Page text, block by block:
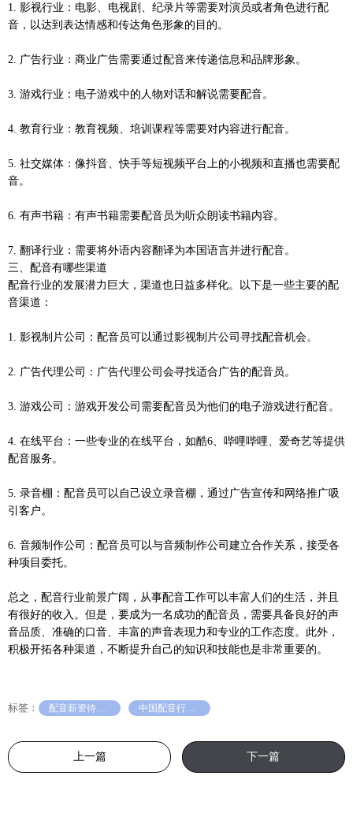
1. 影视行业：电影、电视剧、纪录片等需要对演员或者角色进行配
音，以达到表达情感和传达角色形象的目的。
2. 广告行业：商业广告需要通过配音来传递信息和品牌形象。
3. 游戏行业：电子游戏中的人物对话和解说需要配音。
4. 教育行业：教育视频、培训课程等需要对内容进行配音。
5. 社交媒体：像抖音、快手等短视频平台上的小视频和直播也需要配
音。
6. 有声书籍：有声书籍需要配音员为听众朗读书籍内容。
7. 翻译行业：需要将外语内容翻译为本国语言并进行配音。
三、配音有哪些渠道
配音行业的发展潜力巨大，渠道也日益多样化。以下是一些主要的配
音渠道：
1. 影视制片公司：配音员可以通过影视制片公司寻找配音机会。
2. 广告代理公司：广告代理公司会寻找适合广告的配音员。
3. 游戏公司：游戏开发公司需要配音员为他们的电子游戏进行配音。
4. 在线平台：一些专业的在线平台，如酷6、哔哩哔哩、爱奇艺等提供
配音服务。
5. 录音棚：配音员可以自己设立录音棚，通过广告宣传和网络推广吸
引客户。
6. 音频制作公司：配音员可以与音频制作公司建立合作关系，接受各
种项目委托。
总之，配音行业前景广阔，从事配音工作可以丰富人们的生活，并且
有很好的收入。但是，要成为一名成功的配音员，需要具备良好的声
音品质、准确的口音、丰富的声音表现力和专业的工作态度。此外，
积极开拓各种渠道，不断提升自己的知识和技能也是非常重要的。
标签：
上一篇 下一篇